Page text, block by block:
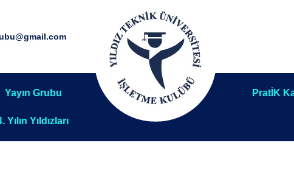
Yayın Grubu
Yılın Yıldızları
PratİK